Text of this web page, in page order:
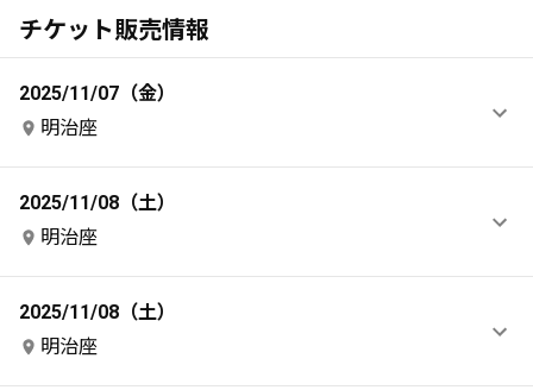
チケット販売情報
2025/11/07（金）
明治座
2025/11/08（土）
明治座
2025/11/08（土）
明治座